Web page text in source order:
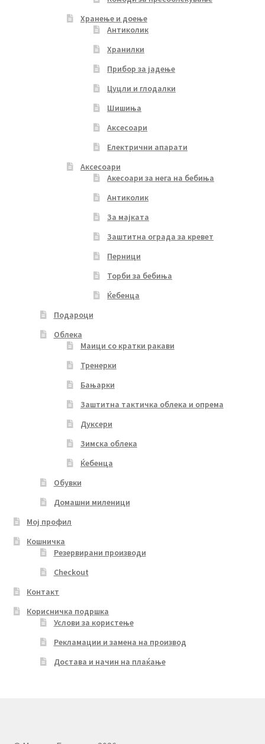
Хранење и доење
Антиколик
Хранилки
Прибор за јадење
Цуцли и глодалки
Шишиња
Аксесоари
Електрични апарати
Аксесоари
Акесоари за нега на бебиња
Антиколик
За мајката
Заштитна ограда за кревет
Перници
Торби за бебиња
Ќебенца
Подароци
Облека
Маици со кратки ракави
Тренерки
Бањарки
Заштитна тактичка облека и опрема
Дуксери
Зимска облека
Ќебенца
Обувки
Домашни миленици
Мој профил
Кошничка
Резервирани производи
Checkout
Контакт
Корисничка подршка
Услови за користење
Рекламации и замена на производ
Достава и начин на плаќање